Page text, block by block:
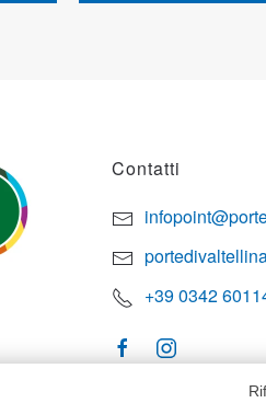
Contatti
+39 0342